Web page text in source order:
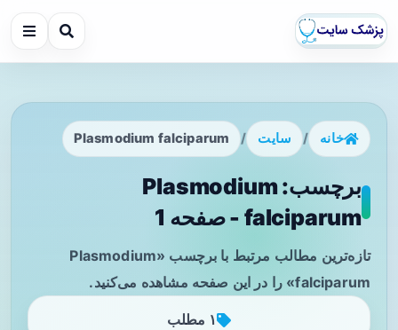
خانه / سایت /
Plasmodium falciparum
برچسب: Plasmodium
falciparum - صفحه 1
تازه‌ترین مطالب مرتبط با برچسب «Plasmodium
falciparum» را در این صفحه مشاهده می‌کنید.
۱ مطلب